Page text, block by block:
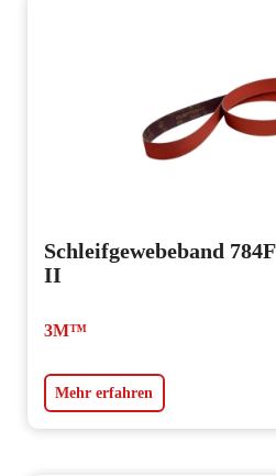
Schleifgewebeband
II
3M™
Mehr erfahren